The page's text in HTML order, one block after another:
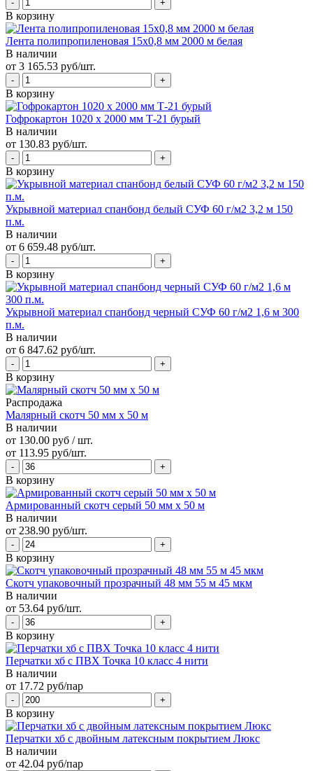
В корзину
Лента полипропиленовая 15х0,8 мм 2000 м белая
В наличии
от 3 165.53 руб/шт.
В корзину
Гофрокартон 1020 х 2000 мм Т-21 бурый
В наличии
от 130.83 руб/шт.
В корзину
Укрывной материал спанбонд белый СУФ 60 г/м2 3,2 м 150
п.м.
В наличии
от 6 659.48 руб/шт.
В корзину
Укрывной материал спанбонд черный СУФ 60 г/м2 1,6 м 300
п.м.
В наличии
от 6 847.62 руб/шт.
В корзину
Распродажа
Малярный скотч 50 мм х 50 м
В наличии
от 130.00 руб / шт.
от 113.95 руб/шт.
В корзину
Армированный скотч серый 50 мм х 50 м
В наличии
от 238.90 руб/шт.
В корзину
Скотч упаковочный прозрачный 48 мм 55 м 45 мкм
В наличии
от 53.64 руб/шт.
В корзину
Перчатки хб с ПВХ Точка 10 класс 4 нити
В наличии
от 17.72 руб/пар
В корзину
Перчатки хб с двойным латексным покрытием Люкс
В наличии
от 42.04 руб/пар